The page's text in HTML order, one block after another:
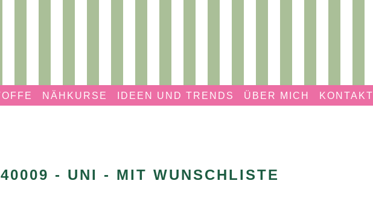
NÄHKURSE IDEEN UND TRENDS ÜBER MICH KONTAKT
- UNI - MIT WUNSCHLISTE